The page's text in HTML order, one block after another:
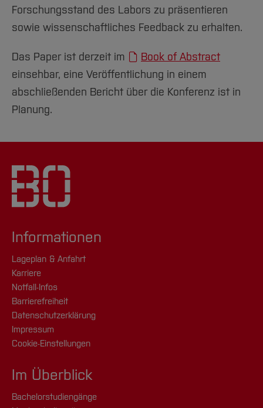
Forschungsstand des Labors zu präsentieren
sowie wissenschaftliches Feedback zu erhalten.
Das Paper ist derzeit im
Book of Abstract
einsehbar, eine Veröffentlichung in einem
abschließenden Bericht über die Konferenz ist in
Planung.
Informationen
Lageplan & Anfahrt
Karriere
Notfall-Infos
Barrierefreiheit
Datenschutzerklärung
Impressum
Cookie-Einstellungen
Im Überblick
Bachelorstudiengänge